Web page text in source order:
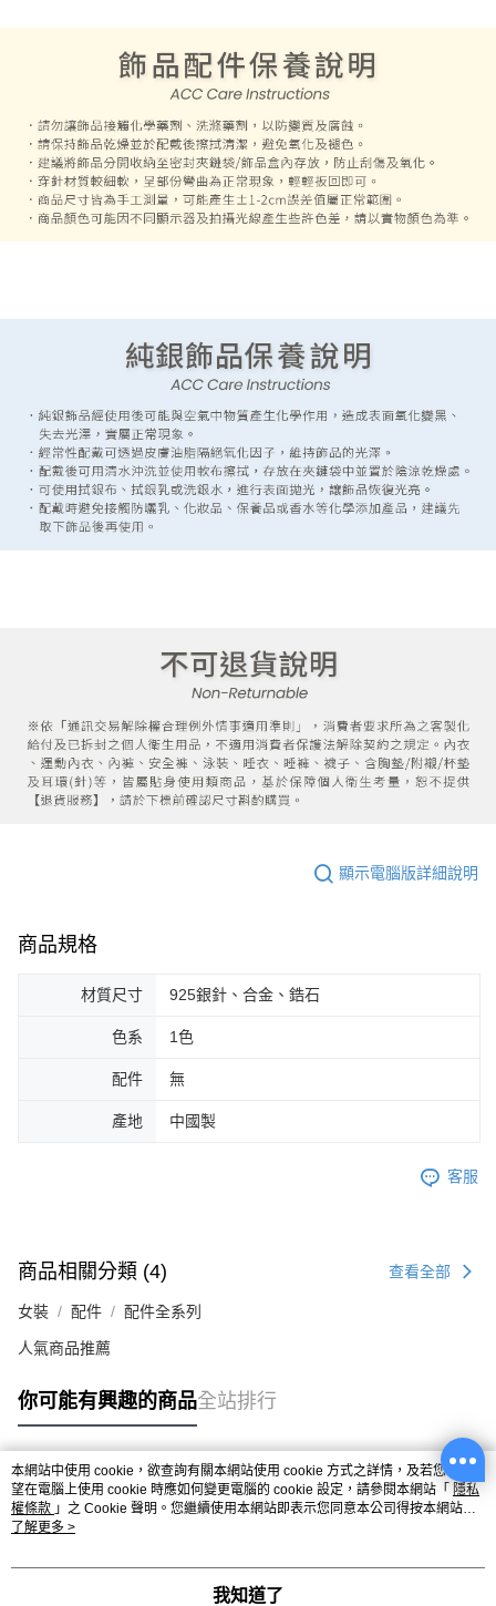
顯示電腦版詳細說明
商品規格
材質尺寸 925銀針、合金、鋯石
色系 1色
配件 無
產地 中國製
客服
商品相關分類 (4) 查看全部
女裝 配件 配件全系列
人氣商品推薦
你可能有興趣的商品全站排行
熱門標籤
本網站中使用 cookie，欲查詢有關本網站使用 cookie 方式之詳情，及若您不希
望在電腦上使用 cookie 時應如何變更電腦的 cookie 設定，請參閱本網站「 隱私
權條款 」之 Cookie 聲明。您繼續使用本網站即表示您同意本公司得按本網站使
用條款之 Cookie 聲明使用 cookie。
了解更多 >
我知道了